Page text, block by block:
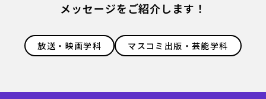
メッセージをご紹介します！
放送・映画学科 マスコミ出版・芸能学科